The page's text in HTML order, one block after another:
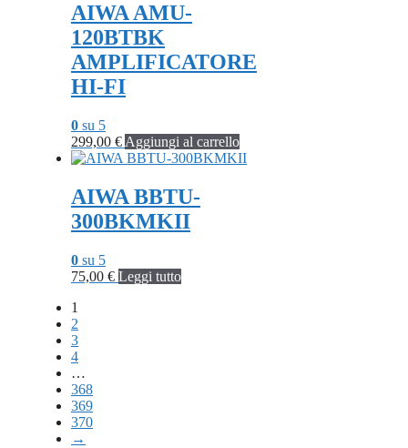
AIWA AMU-
120BTBK
AMPLIFICATORE
HI-FI
0 su 5
299,00 € Aggiungi al carrello
AIWA BBTU-
300BKMKII
0 su 5
75,00 € Leggi tutto
1
2
3
4
…
368
369
370
→